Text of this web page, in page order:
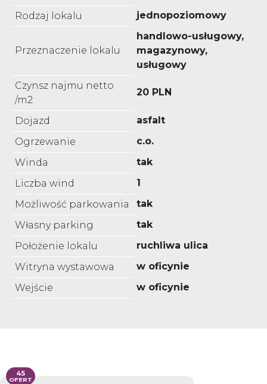
Rodzaj lokalu
jednopoziomowy
Przeznaczenie lokalu
handlowo-usługowy,
magazynowy,
usługowy
Czynsz najmu netto
/m2
20 PLN
Dojazd
asfalt
Ogrzewanie
c.o.
Winda
tak
Liczba wind
1
Możliwość parkowania
tak
Własny parking
tak
Położenie lokalu
ruchliwa ulica
Witryna wystawowa
w oficynie
Wejście
w oficynie
45
OFERT